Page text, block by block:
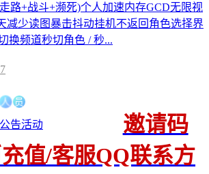
路+战斗+濒死)个人加速内存GCD无限视
减少读图暴击抖动挂机不返回角色选择界
换频道秒切角色 / 秒...
员
公告活动
邀请码
值/客服QQ联系方